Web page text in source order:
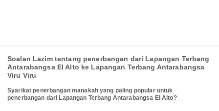
Soalan Lazim tentang penerbangan dari Lapangan Terbang
Antarabangsa El Alto ke Lapangan Terbang Antarabangsa
Viru Viru
Syarikat penerbangan manakah yang paling popular untuk
penerbangan dari Lapangan Terbang Antarabangsa El Alto?